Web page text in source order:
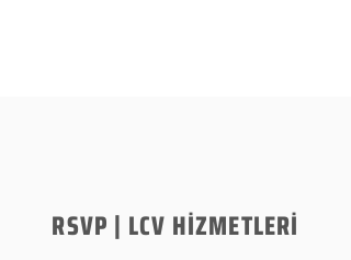
RSVP | LCV HİZMETLERİ